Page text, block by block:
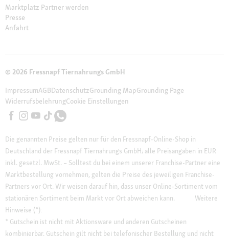
Marktplatz Partner werden
Presse
Anfahrt
© 2026 Fressnapf Tiernahrungs GmbH
ImpressumAGBDatenschutzGrounding MapGrounding Page
WiderrufsbelehrungCookie Einstellungen
Die genannten Preise gelten nur für den Fressnapf-Online-Shop in
Deutschland der Fressnapf Tiernahrungs GmbH; alle Preisangaben in EUR
inkl. gesetzl. MwSt. – Solltest du bei einem unserer Franchise-Partner eine
Marktbestellung vornehmen, gelten die Preise des jeweiligen Franchise-
Partners vor Ort. Wir weisen darauf hin, dass unser Online-Sortiment vom
stationären Sortiment beim Markt vor Ort abweichen kann.
Weitere
Hinweise (*):
* Gutschein ist nicht mit Aktionsware und anderen Gutscheinen
kombinierbar. Gutschein gilt nicht bei telefonischer Bestellung und nicht